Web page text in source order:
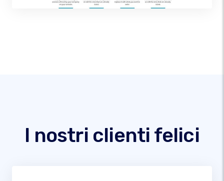
I nostri clienti felici